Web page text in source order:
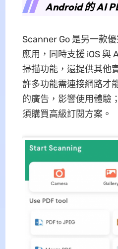
Android 的 AI
Scanner Go 是另一款
應用，同時支援 iOS 與
掃描功能，還提供其他
許多功能需連接網路才
的廣告，影響使用體驗
須購買高級訂閱方案。